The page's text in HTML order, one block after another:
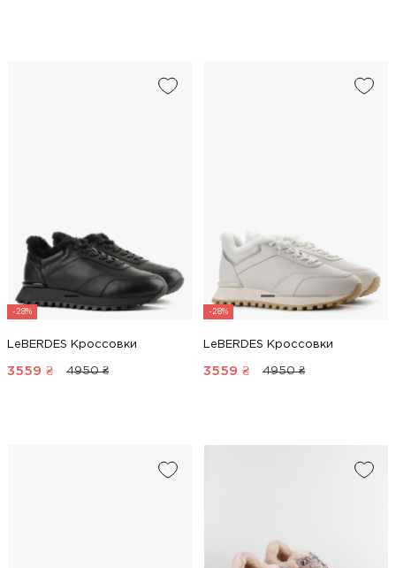
-28%
LeBERDES Кроссовки
3559 ₴ 4950 ₴
-28%
LeBERDES Кроссовки
3559 ₴ 4950 ₴